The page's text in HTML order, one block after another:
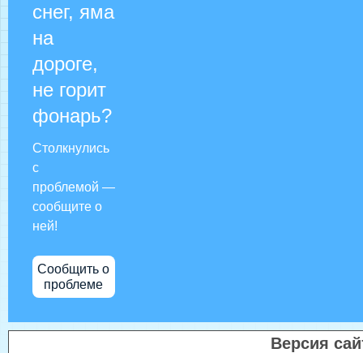
снег, яма
на
дороге,
не горит
фонарь?
Столкнулись
с
проблемой —
сообщите о
ней!
Сообщить о
проблеме
Версия